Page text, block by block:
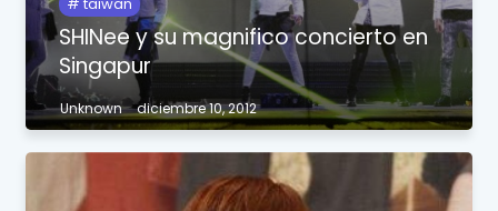
SHINee y su magnifico concierto en
Singapur
Unknown diciembre 10, 2012